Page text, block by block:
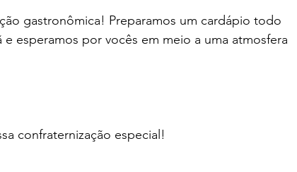
gastronômica! Preparamos um cardápio todo
esperamos por vocês em meio a uma atmosfera
confraternização especial!